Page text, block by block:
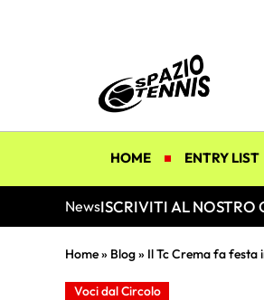
HOME ENTRY LIST
NewsISCRIVITI AL NOSTRO
Home» Blog» Il Tc Crema fa festa
Voci dal Circolo